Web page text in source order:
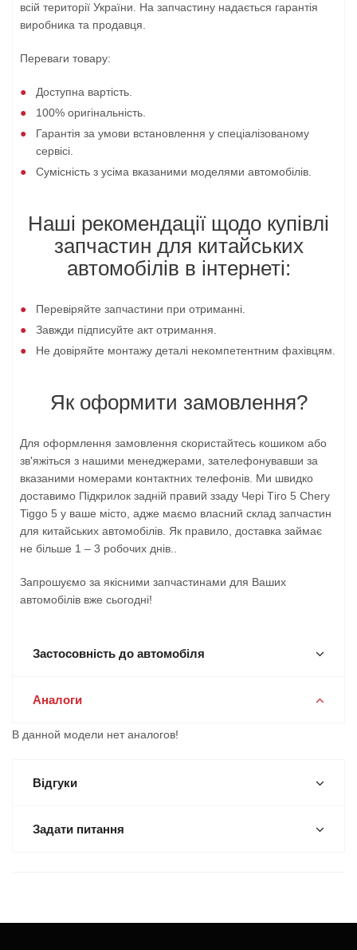
всій території України. На запчастину надається гарантія
виробника та продавця.
Переваги товару:
Доступна вартість.
100% оригінальність.
Гарантія за умови встановлення у спеціалізованому
сервісі.
Сумісність з усіма вказаними моделями автомобілів.
Наші рекомендації щодо купівлі
запчастин для китайських
автомобілів в інтернеті:
Перевіряйте запчастини при отриманні.
Завжди підписуйте акт отримання.
Не довіряйте монтажу деталі некомпетентним фахівцям.
Як оформити замовлення?
Для оформлення замовлення скористайтесь кошиком або
зв'яжіться з нашими менеджерами, зателефонувавши за
вказаними номерами контактних телефонів. Ми швидко
доставимо Підкрилок задній правий ззаду Чері Тіго 5 Chery
Tiggo 5 у ваше місто, адже маємо власний склад запчастин
для китайських автомобілів. Як правило, доставка займає
не більше 1 – 3 робочих днів..
Запрошуємо за якісними запчастинами для Ваших
автомобілів вже сьогодні!
Застосовність до автомобіля
Аналоги
В данной модели нет аналогов!
Відгуки
Задати питання